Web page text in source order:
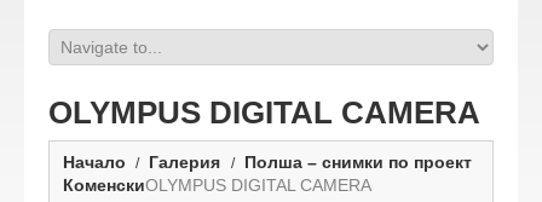
OLYMPUS DIGITAL CAMERA
Начало Галерия
Полша – снимки по проект
КоменскиOLYMPUS DIGITAL CAMERA